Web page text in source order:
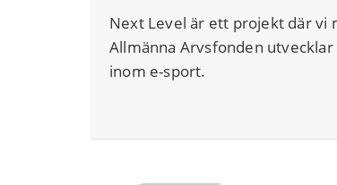
Next Level är ett projekt där vi
Allmänna Arvsfonden
inom e-sport.